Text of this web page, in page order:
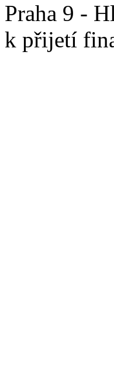
Praha 9 -
k přijetí